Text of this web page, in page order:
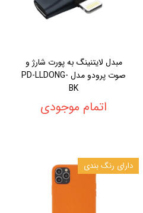
مبدل لایتنینگ به پورت شارژ و
صوت پرودو مدل PD-LLDONG-
BK
اتمام موجودی
دارای رنگ بندی